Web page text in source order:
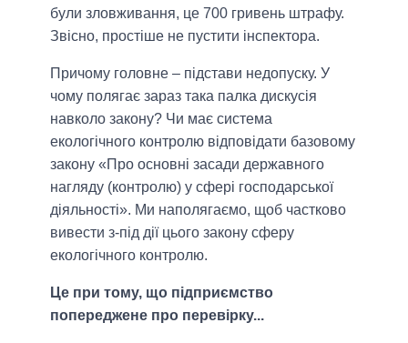
були зловживання, це 700 гривень штрафу.
Звісно, простіше не пустити інспектора.
Причому головне – підстави недопуску. У
чому полягає зараз така палка дискусія
навколо закону? Чи має система
екологічного контролю відповідати базовому
закону «Про основні засади державного
нагляду (контролю) у сфері господарської
діяльності». Ми наполягаємо, щоб частково
вивести з-під дії цього закону сферу
екологічного контролю.
Це при тому, що підприємство
попереджене про перевірку...